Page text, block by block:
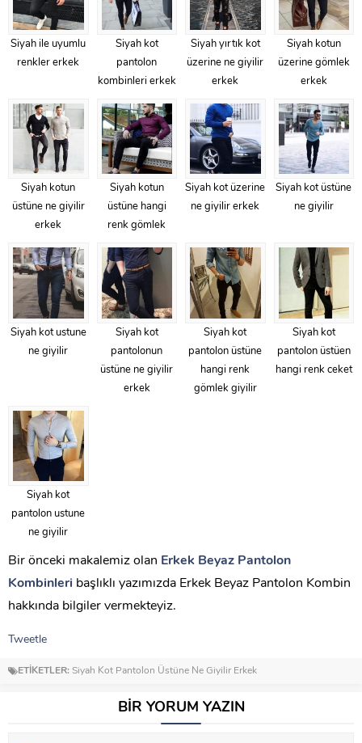
Siyah ile uyumlu
renkler erkek
Siyah kot
pantolon
kombinleri erkek
Siyah yırtık kot
üzerine ne giyilir
erkek
Siyah kotun
üzerine gömlek
erkek
Siyah kotun
üstüne ne giyilir
erkek
Siyah kotun
üstüne hangi
renk gömlek
Siyah kot üzerine
ne giyilir erkek
Siyah kot üstüne
ne giyilir
Siyah kot ustune
ne giyilir
Siyah kot
pantolonun
üstüne ne giyilir
erkek
Siyah kot
pantolon üstüne
hangi renk
gömlek giyilir
Siyah kot
pantolon üstüen
hangi renk ceket
Siyah kot
pantolon ustune
ne giyilir
Bir önceki makalemiz olan Erkek Beyaz Pantolon
Kombinleri başlıklı yazımızda Erkek Beyaz Pantolon Kombin
hakkında bilgiler vermekteyiz.
Tweetle
ETİKETLER: Siyah Kot Pantolon Üstüne Ne Giyilir Erkek
BİR YORUM YAZIN